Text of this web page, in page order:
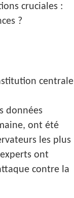
cruciales :
?
centrale
données
ont été
les plus
ont
contre la